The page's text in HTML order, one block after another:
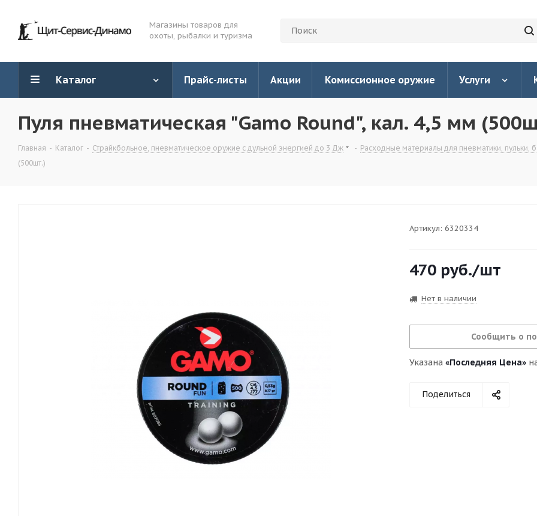
Магазины товаров для
охоты, рыбалки и туризма
Каталог Прайс-листы Акции Комиссионное оружие Услуги
Пуля пневматическая "Gamo Round", кал. 4,5 мм
Главная - Каталог - Страйкбольное, пневматическое оружие с дульной энергией до 3 Дж - Расходные материалы для пневматики, пульки,
(500шт.)
Артикул: 6320334
470 руб./шт
Нет в наличии
Сообщить о
Указана «Последняя Цена»
Поделиться